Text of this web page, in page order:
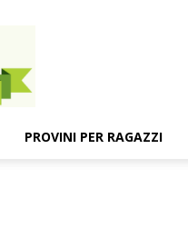
PROVINI PER RAGAZZI